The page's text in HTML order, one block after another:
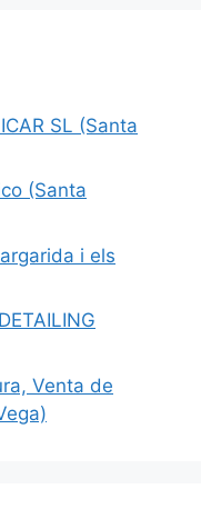
SL (Santa
(Santa
i els
Venta de